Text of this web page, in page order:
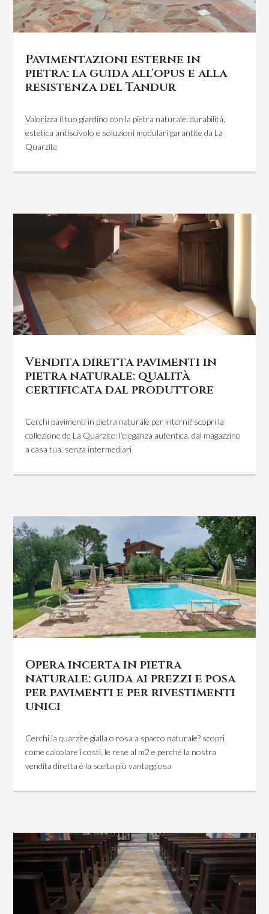
Pavimentazioni esterne in
pietra: la guida all'opus e alla
resistenza del Tandur
Valorizza il tuo giardino con la pietra naturale: durabilità,
estetica antiscivolo e soluzioni modulari garantite da La
Quarzite
Vendita diretta pavimenti in
pietra naturale: qualità
certificata dal produttore
Cerchi pavimenti in pietra naturale per interni? scopri la
collezione de La Quarzite: l’eleganza autentica, dal magazzino
a casa tua, senza intermediari
Opera incerta in pietra
naturale: guida ai prezzi e posa
per pavimenti e per rivestimenti
unici
Cerchi la quarzite gialla o rosa a spacco naturale? scopri
come calcolare i costi, le rese al m2 e perché la nostra
vendita diretta è la scelta più vantaggiosa